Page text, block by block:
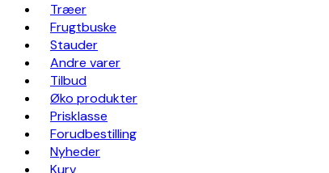
Træer
Frugtbuske
Stauder
Andre varer
Tilbud
Øko produkter
Prisklasse
Forudbestilling
Nyheder
Kurv